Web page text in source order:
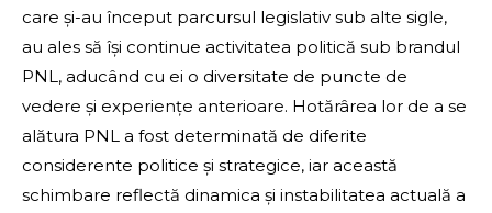
care și-au început parcursul legislativ sub alte sigle,
au ales să își continue activitatea politică sub brandul
PNL, aducând cu ei o diversitate de puncte de
vedere și experiențe anterioare. Hotărârea lor de a se
alătura PNL a fost determinată de diferite
considerente politice și strategice, iar această
schimbare reflectă dinamica și instabilitatea actuală a